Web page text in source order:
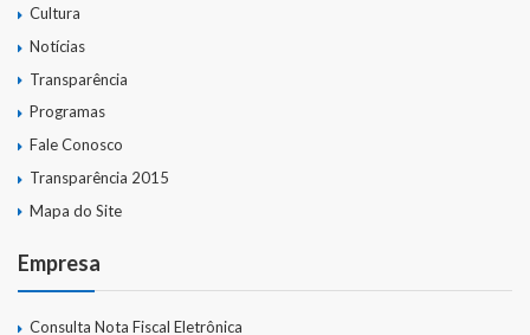
Cultura
Notícias
Transparência
Programas
Fale Conosco
Transparência 2015
Mapa do Site
Empresa
Consulta Nota Fiscal Eletrônica